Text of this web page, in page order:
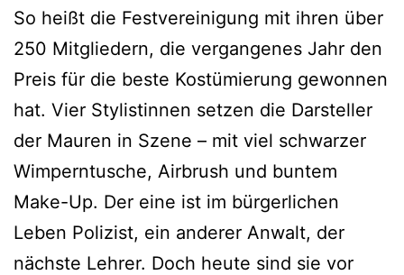
So heißt die Festvereinigung mit ihren über
250 Mitgliedern, die vergangenes Jahr den
Preis für die beste Kostümierung gewonnen
hat. Vier Stylistinnen setzen die Darsteller
der Mauren in Szene – mit viel schwarzer
Wimperntusche, Airbrush und buntem
Make-Up. Der eine ist im bürgerlichen
Leben Polizist, ein anderer Anwalt, der
nächste Lehrer. Doch heute sind sie vor